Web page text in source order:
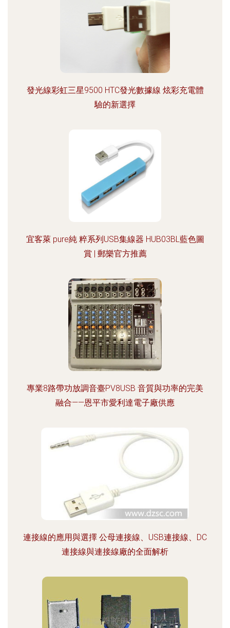
發光線彩虹三星9500 HTC發光數據線 炫彩充電體
驗的新選擇
宜客萊 pure純 粹系列USB集線器 HUB03BL藍色圖
賞 | 郵樂官方推薦
專業8路帶功放調音臺PV8USB 音質與功率的完美
融合——恩平市愛利達電子廠供應
連接線的應用與選擇 公母連接線、USB連接線、DC
連接線與連接線廠的全面解析